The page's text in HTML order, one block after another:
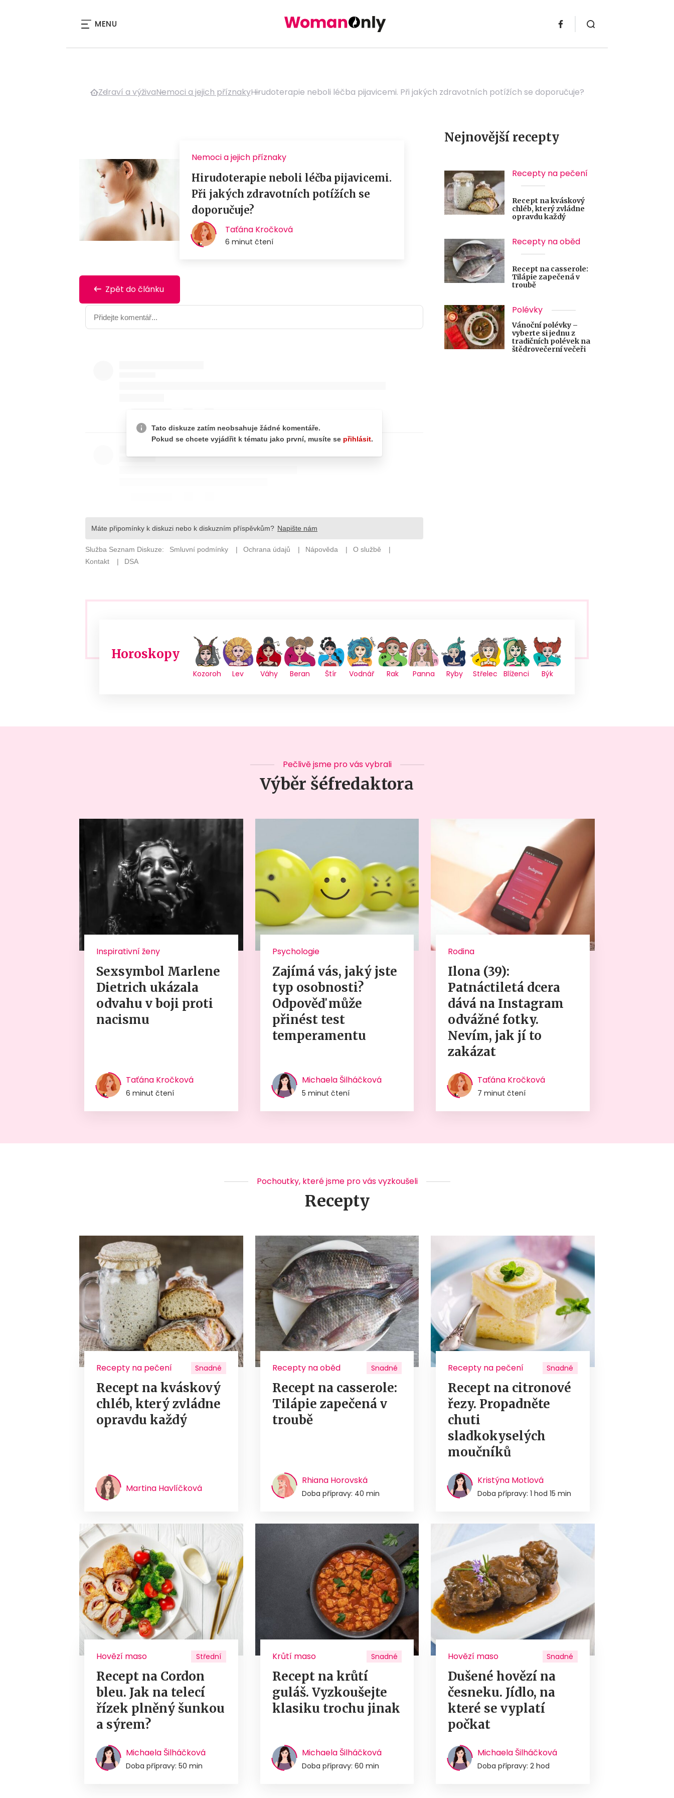
MENU
Zdraví a výživaNemoci a jejich příznakyHirudoterapie neboli léčba pijavicemi. Při jakých zdravotních potížích se doporučuje?
Zpět do článku
Nejnovější recepty
Recepty na pečení
Recept na kváskový
chléb, který zvládne
opravdu každý
Recepty na oběd
Recept na casserole:
Tilápie zapečená v
troubě
Polévky
Vánoční polévky –
vyberte si jednu z
tradičních polévek na
štědrovečerní večeři
Horoskopy
Kozoroh Lev Váhy Beran Štír Vodnář Rak Panna Ryby Střelec Blíženci Býk
Pečlivě jsme pro vás vybrali
Výběr šéfredaktora
Inspirativní ženy
Sexsymbol Marlene
Dietrich ukázala
odvahu v boji proti
nacismu
Taťána Kročková
6 minut čtení
Psychologie
Zajímá vás, jaký jste
typ osobnosti?
Odpověď může
přinést test
temperamentu
Michaela Šilháčková
5 minut čtení
Rodina
Ilona (39):
Patnáctiletá dcera
dává na Instagram
odvážné fotky.
Nevím, jak jí to
zakázat
Taťána Kročková
7 minut čtení
Pochoutky, které jsme pro vás vyzkoušeli
Recepty
Recepty na pečení Snadné
Recept na kváskový
chléb, který zvládne
opravdu každý
Martina Havlíčková
Recepty na oběd Snadné
Recept na casserole:
Tilápie zapečená v
troubě
Rhiana Horovská
Doba přípravy: 40 min
Recepty na pečení Snadné
Recept na citronové
řezy. Propadněte
chuti
sladkokyselých
moučníků
Kristýna Motlová
Doba přípravy: 1 hod 15 min
Hovězí maso Střední
Recept na Cordon
bleu. Jak na telecí
řízek plněný šunkou
a sýrem?
Michaela Šilháčková
Doba přípravy: 50 min
Krůtí maso Snadné
Recept na krůtí
guláš. Vyzkoušejte
klasiku trochu jinak
Michaela Šilháčková
Doba přípravy: 60 min
Hovězí maso Snadné
Dušené hovězí na
česneku. Jídlo, na
které se vyplatí
počkat
Michaela Šilháčková
Doba přípravy: 2 hod